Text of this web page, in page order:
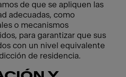
de que se apliquen las
adecuadas, como
o mecanismos
para garantizar que sus
con un nivel equivalente
de residencia.